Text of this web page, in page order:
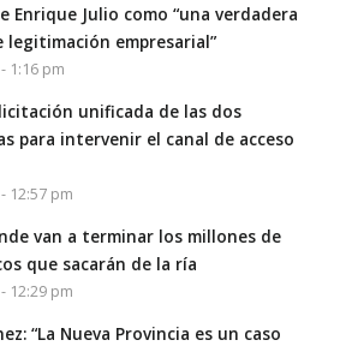
Enrique Julio como “una verdadera
legitimación empresarial”
1:16 pm
unificada de las dos
para intervenir el canal de acceso
12:57 pm
van a terminar los millones de
que sacarán de la ría
12:29 pm
“La Nueva Provincia es un caso